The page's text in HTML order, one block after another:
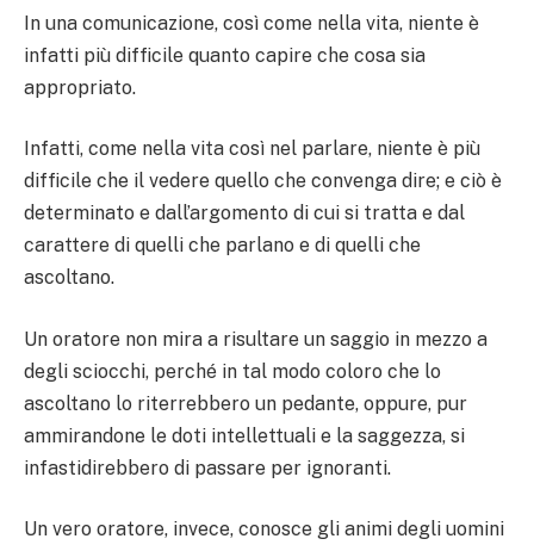
In una comunicazione, così come nella vita, niente è
infatti più difficile quanto capire che cosa sia
appropriato.
Infatti, come nella vita così nel parlare, niente è più
difficile che il vedere quello che convenga dire; e ciò è
determinato e dall’argomento di cui si tratta e dal
carattere di quelli che parlano e di quelli che
ascoltano.
Un oratore non mira a risultare un saggio in mezzo a
degli sciocchi, perché in tal modo coloro che lo
ascoltano lo riterrebbero un pedante, oppure, pur
ammirandone le doti intellettuali e la saggezza, si
infastidirebbero di passare per ignoranti.
Un vero oratore, invece, conosce gli animi degli uomini